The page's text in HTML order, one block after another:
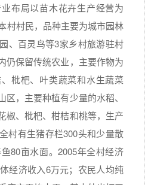
布局以苗木花卉生产经营为
村村民，品种主要为城市园林
、百灵鸟等3家乡村旅游驻村
仍保留传统农业，主要作物为
枇杷、叶类蔬菜和水生蔬菜
，主要种植有少量的水稻、
椒、枇杷、柑桔和桃等，生产
村有生猪存栏300头和少量散
80亩水面。2005年全村经济
经济收入6万元；农民人均纯